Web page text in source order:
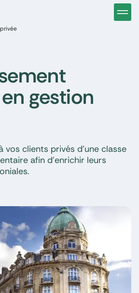
d’investissements hôteliers Nos
dans l’hôtellerie ?
gestion
vos clients privés d’une classe
afin d’enrichir leurs